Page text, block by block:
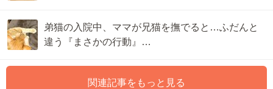
弟猫の入院中、ママが兄猫を撫でると…ふだんと
違う『まさかの行動』…
関連記事をもっと見る